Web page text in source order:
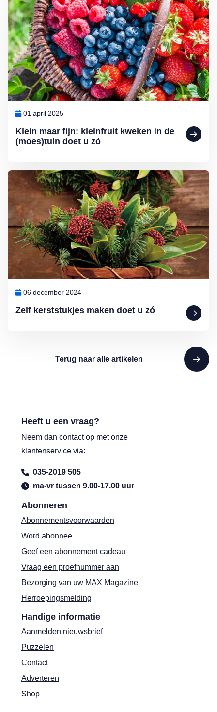
Klein maar fijn: kleinfruit kweken in de
(moes)tuin doet u zó
01 april 2025
Zelf kerststukjes maken doet u zó
06 december 2024
Lees meer over Zelf kerststukjes maken doet u zó
Terug naar alle artikelen
Abonneren
Abonnementsvoorwaarden
Word abonnee
Geef een abonnement cadeau
Vraag een proefnummer aan
Bezorging van uw MAX Magazine
Herroepingsmelding
Handige informatie
Aanmelden nieuwsbrief
Puzzelen
Contact
Adverteren
Shop
Heeft u een vraag?
Neem dan contact op met onze
klantenservice via:
035-2019 505
ma-vr tussen 9.00-17.00 uur